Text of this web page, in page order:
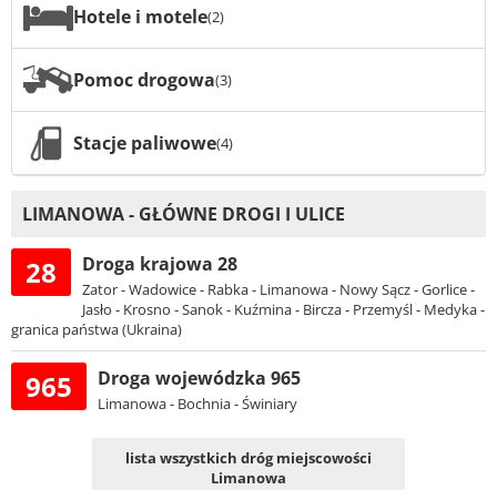
Hotele i motele(2)
Pomoc drogowa(3)
Stacje paliwowe(4)
LIMANOWA - GŁÓWNE DROGI I ULICE
28 Droga krajowa 28
Zator - Wadowice - Rabka - Limanowa - Nowy Sącz - Gorlice -
Jasło - Krosno - Sanok - Kuźmina - Bircza - Przemyśl - Medyka -
granica państwa (Ukraina)
965 Droga wojewódzka 965
Limanowa - Bochnia - Świniary
lista wszystkich dróg miejscowości
Limanowa